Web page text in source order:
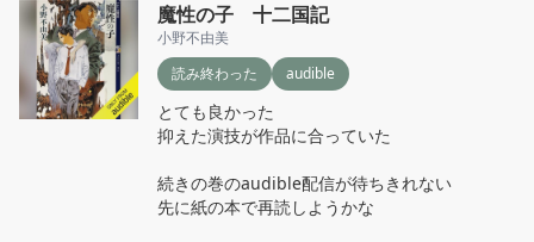
魔性の子 十二国記
小野不由美
読み終わった
audible
とても良かった
抑えた演技が作品に合っていた
続きの巻のaudible配信が待ちきれない
先に紙の本で再読しようかな